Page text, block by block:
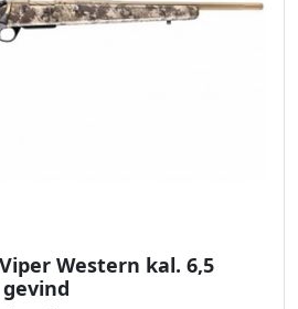
Western kal. 6,5
gevind